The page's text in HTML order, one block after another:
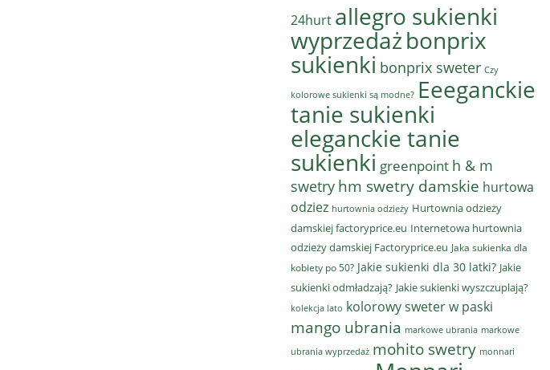
24hurt allegro sukienki
wyprzedażbonprix
sukienki bonprix sweter Czy
kolorowe sukienki są modne? Eeeganckie
tanie sukienki
eleganckie tanie
sukienki greenpoint h & m
swetry hm swetry damskie hurtowa
odziez hurtownia odzieży Hurtownia odzieży
damskiej factoryprice.eu Internetowa hurtownia
odzieży damskiej Factoryprice.eu Jaka sukienka dla
kobiety po 50? Jakie sukienki dla 30 latki? Jakie
sukienki odmładzają? Jakie sukienki wyszczuplają?
kolekcja lato kolorowy sweter w paski
mango ubrania markowe ubrania markowe
ubrania wyprzedaż mohito swetry monnari